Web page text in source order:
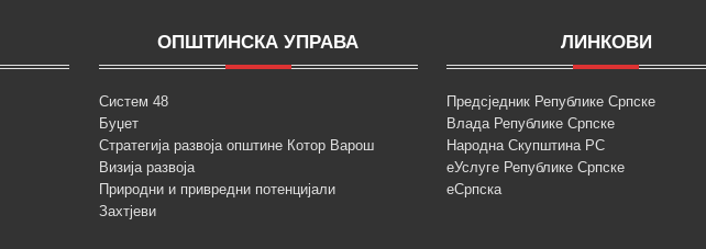
ОПШТИНСКА УПРАВА
Систем 48
Буџет
Стратегија развоја општине Котор Варош
Визија развоја
Природни и привредни потенцијали
Захтјеви
ЛИНКОВИ
Предсједник Републике Српске
Влада Републике Српске
Народна Скупштина РС
еУслуге Републике Српске
еСрпска